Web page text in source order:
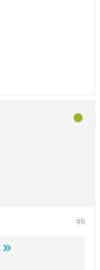
#6